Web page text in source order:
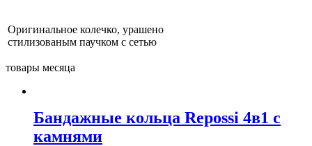
Оригинальное колечко, урашено
стилизованым паучком с сетью
товары месяца
Бандажные кольца Repossi 4в1 с
камнями